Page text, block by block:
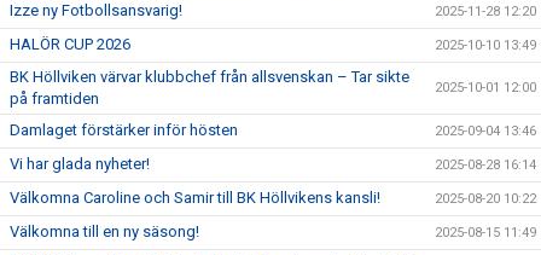
Izze ny Fotbollsansvarig! 2025-11-28 12:20
HALÖR CUP 2026 2025-10-10 13:49
BK Höllviken värvar klubbchef från allsvenskan – Tar sikte
på framtiden
2025-10-01 12:00
Damlaget förstärker inför hösten 2025-09-04 13:46
Vi har glada nyheter! 2025-08-28 16:14
Välkomna Caroline och Samir till BK Höllvikens kansli! 2025-08-20 10:22
Välkomna till en ny säsong! 2025-08-15 11:49